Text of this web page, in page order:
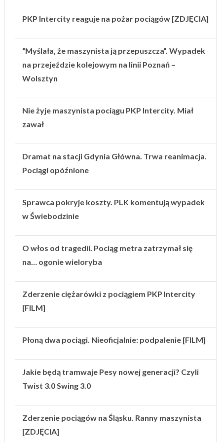
PKP Intercity reaguje na pożar pociągów [ZDJĘCIA]
“Myślała, że maszynista ją przepuszcza”. Wypadek
na przejeździe kolejowym na linii Poznań –
Wolsztyn
Nie żyje maszynista pociągu PKP Intercity. Miał
zawał
Dramat na stacji Gdynia Główna. Trwa reanimacja.
Pociągi opóźnione
Sprawca pokryje koszty. PLK komentują wypadek
w Świebodzinie
O włos od tragedii. Pociąg metra zatrzymał się
na… ogonie wieloryba
Zderzenie ciężarówki z pociągiem PKP Intercity
[FILM]
Płoną dwa pociągi. Nieoficjalnie: podpalenie [FILM]
Jakie będą tramwaje Pesy nowej generacji? Czyli
Twist 3.0 Swing 3.0
Zderzenie pociągów na Śląsku. Ranny maszynista
[ZDJĘCIA]